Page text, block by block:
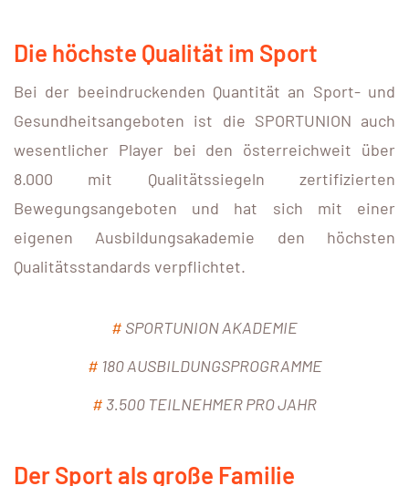
Die höchste Qualität im Sport
Bei der beeindruckenden Quantität an Sport- und
Gesundheitsangeboten ist die SPORTUNION auch
wesentlicher Player bei den österreichweit über
8.000 mit Qualitätssiegeln zertifizierten
Bewegungsangeboten und hat sich mit einer
eigenen Ausbildungsakademie den höchsten
Qualitätsstandards verpflichtet.
# SPORTUNION AKADEMIE
# 180 AUSBILDUNGSPROGRAMME
# 3.500 TEILNEHMER PRO JAHR
Der Sport als große Familie